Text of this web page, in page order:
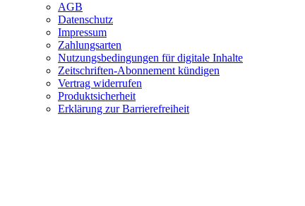
AGB
Datenschutz
Impressum
Zahlungsarten
Nutzungsbedingungen für digitale Inhalte
Zeitschriften-Abonnement kündigen
Vertrag widerrufen
Produktsicherheit
Erklärung zur Barrierefreiheit